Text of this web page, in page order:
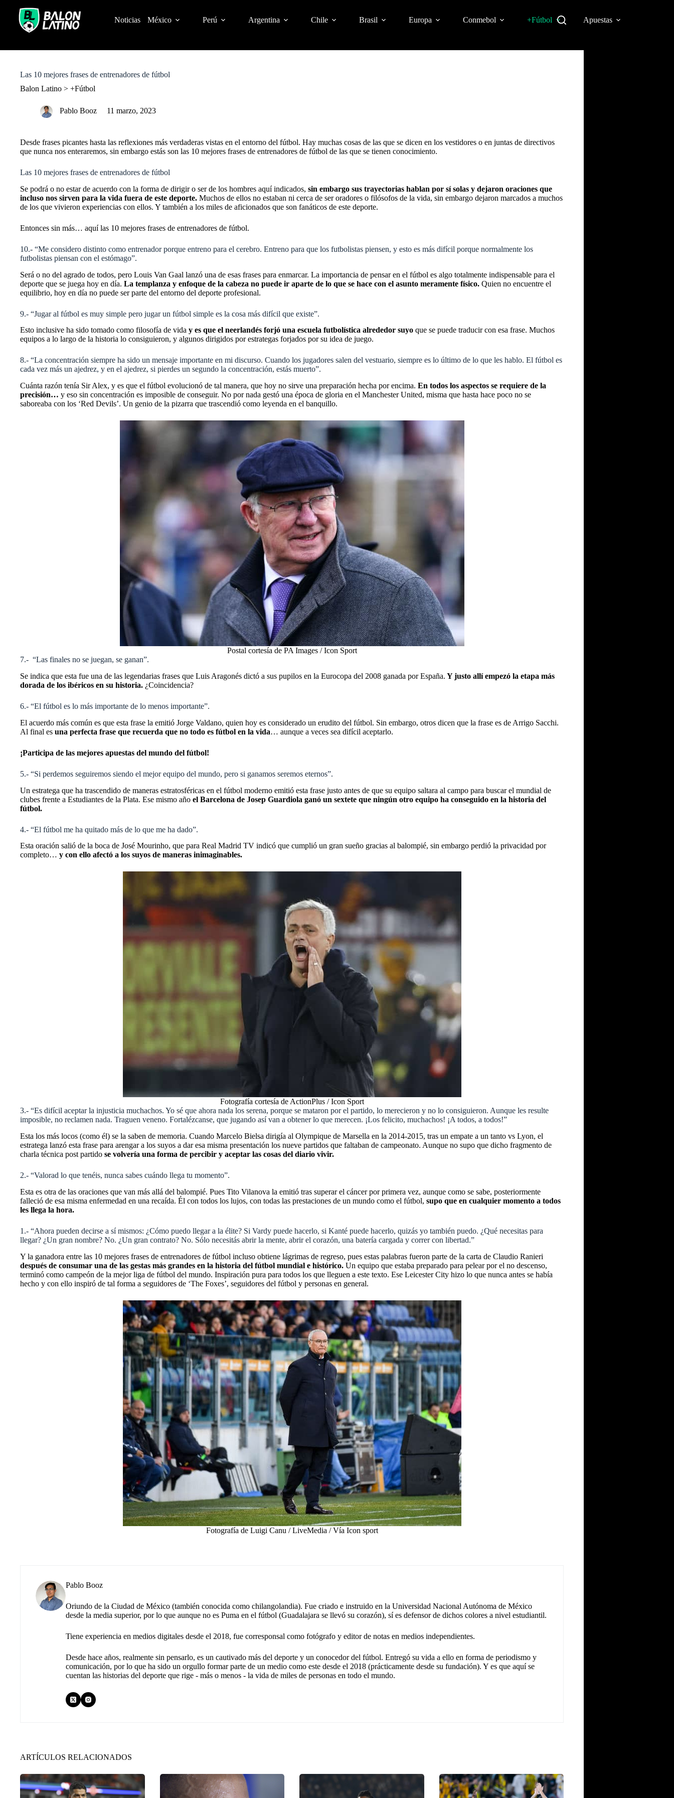
o
Noticias México Perú Argentina Chile Brasil Europa Conmebol +Fútbol Apuestas
Las 10 mejores frases de entrenadores de fútbol
Balon Latino > +Fútbol
Pablo Booz 11 marzo, 2023
Desde frases picantes hasta las reflexiones más verdaderas vistas en el entorno del fútbol. Hay muchas cosas de las que se dicen en los vestidores o en juntas de directivos
que nunca nos enteraremos, sin embargo estás son las 10 mejores frases de entrenadores de fútbol de las que se tienen conocimiento.
Las 10 mejores frases de entrenadores de fútbol
Se podrá o no estar de acuerdo con la forma de dirigir o ser de los hombres aquí indicados, sin embargo sus trayectorias hablan por sí solas y dejaron oraciones que
incluso nos sirven para la vida fuera de este deporte. Muchos de ellos no estaban ni cerca de ser oradores o filósofos de la vida, sin embargo dejaron marcados a muchos
de los que vivieron experiencias con ellos. Y también a los miles de aficionados que son fanáticos de este deporte.
Entonces sin más… aquí las 10 mejores frases de entrenadores de fútbol.
10.- “Me considero distinto como entrenador porque entreno para el cerebro. Entreno para que los futbolistas piensen, y esto es más difícil porque normalmente los
futbolistas piensan con el estómago”.
Será o no del agrado de todos, pero Louis Van Gaal lanzó una de esas frases para enmarcar. La importancia de pensar en el fútbol es algo totalmente indispensable para el
deporte que se juega hoy en día. La templanza y enfoque de la cabeza no puede ir aparte de lo que se hace con el asunto meramente físico. Quien no encuentre el
equilibrio, hoy en día no puede ser parte del entorno del deporte profesional.
9.- “Jugar al fútbol es muy simple pero jugar un fútbol simple es la cosa más difícil que existe”.
Esto inclusive ha sido tomado como filosofía de vida y es que el neerlandés forjó una escuela futbolística alrededor suyo que se puede traducir con esa frase. Muchos
equipos a lo largo de la historia lo consiguieron, y algunos dirigidos por estrategas forjados por su idea de juego.
8.- “La concentración siempre ha sido un mensaje importante en mi discurso. Cuando los jugadores salen del vestuario, siempre es lo último de lo que les hablo. El fútbol es
cada vez más un ajedrez, y en el ajedrez, si pierdes un segundo la concentración, estás muerto”.
Cuánta razón tenía Sir Alex, y es que el fútbol evolucionó de tal manera, que hoy no sirve una preparación hecha por encima. En todos los aspectos se requiere de la
precisión… y eso sin concentración es imposible de conseguir. No por nada gestó una época de gloria en el Manchester United, misma que hasta hace poco no se
saboreaba con los ‘Red Devils’. Un genio de la pizarra que trascendió como leyenda en el banquillo.
Postal cortesía de PA Images / Icon Sport
7.- “Las finales no se juegan, se ganan”.
Se indica que esta fue una de las legendarias frases que Luis Aragonés dictó a sus pupilos en la Eurocopa del 2008 ganada por España. Y justo allí empezó la etapa más
dorada de los ibéricos en su historia. ¿Coincidencia?
6.- “El fútbol es lo más importante de lo menos importante”.
El acuerdo más común es que esta frase la emitió Jorge Valdano, quien hoy es considerado un erudito del fútbol. Sin embargo, otros dicen que la frase es de Arrigo Sacchi.
Al final es una perfecta frase que recuerda que no todo es fútbol en la vida… aunque a veces sea difícil aceptarlo.
¡Participa de las mejores apuestas del mundo del fútbol!
5.- “Si perdemos seguiremos siendo el mejor equipo del mundo, pero si ganamos seremos eternos”.
Un estratega que ha trascendido de maneras estratosféricas en el fútbol moderno emitió esta frase justo antes de que su equipo saltara al campo para buscar el mundial de
clubes frente a Estudiantes de la Plata. Ese mismo año el Barcelona de Josep Guardiola ganó un sextete que ningún otro equipo ha conseguido en la historia del
fútbol.
4.- “El fútbol me ha quitado más de lo que me ha dado”.
Esta oración salió de la boca de José Mourinho, que para Real Madrid TV indicó que cumplió un gran sueño gracias al balompié, sin embargo perdió la privacidad por
completo… y con ello afectó a los suyos de maneras inimaginables.
Fotografía cortesía de ActionPlus / Icon Sport
3.- “Es difícil aceptar la injusticia muchachos. Yo sé que ahora nada los serena, porque se mataron por el partido, lo merecieron y no lo consiguieron. Aunque les resulte
imposible, no reclamen nada. Traguen veneno. Fortalézcanse, que jugando así van a obtener lo que merecen. ¡Los felicito, muchachos! ¡A todos, a todos!”
Esta los más locos (como él) se la saben de memoria. Cuando Marcelo Bielsa dirigía al Olympique de Marsella en la 2014-2015, tras un empate a un tanto vs Lyon, el
estratega lanzó esta frase para arengar a los suyos a dar esa misma presentación los nueve partidos que faltaban de campeonato. Aunque no supo que dicho fragmento de
charla técnica post partido se volvería una forma de percibir y aceptar las cosas del diario vivir.
2.- “Valorad lo que tenéis, nunca sabes cuándo llega tu momento”.
Esta es otra de las oraciones que van más allá del balompié. Pues Tito Vilanova la emitió tras superar el cáncer por primera vez, aunque como se sabe, posteriormente
falleció de esa misma enfermedad en una recaída. Él con todos los lujos, con todas las prestaciones de un mundo como el fútbol, supo que en cualquier momento a todos
les llega la hora.
1.- “Ahora pueden decirse a sí mismos: ¿Cómo puedo llegar a la élite? Si Vardy puede hacerlo, si Kanté puede hacerlo, quizás yo también puedo. ¿Qué necesitas para
llegar? ¿Un gran nombre? No. ¿Un gran contrato? No. Sólo necesitás abrir la mente, abrir el corazón, una batería cargada y correr con libertad.”
Y la ganadora entre las 10 mejores frases de entrenadores de fútbol incluso obtiene lágrimas de regreso, pues estas palabras fueron parte de la carta de Claudio Ranieri
después de consumar una de las gestas más grandes en la historia del fútbol mundial e histórico. Un equipo que estaba preparado para pelear por el no descenso,
terminó como campeón de la mejor liga de fútbol del mundo. Inspiración pura para todos los que lleguen a este texto. Ese Leicester City hizo lo que nunca antes se había
hecho y con ello inspiró de tal forma a seguidores de ‘The Foxes’, seguidores del fútbol y personas en general.
Fotografía de Luigi Canu / LiveMedia / Vía Icon sport
Pablo Booz
Oriundo de la Ciudad de México (también conocida como chilangolandia). Fue criado e instruido en la Universidad Nacional Autónoma de México
desde la media superior, por lo que aunque no es Puma en el fútbol (Guadalajara se llevó su corazón), sí es defensor de dichos colores a nivel estudiantil.
Tiene experiencia en medios digitales desde el 2018, fue corresponsal como fotógrafo y editor de notas en medios independientes.
Desde hace años, realmente sin pensarlo, es un cautivado más del deporte y un conocedor del fútbol. Entregó su vida a ello en forma de periodismo y
comunicación, por lo que ha sido un orgullo formar parte de un medio como este desde el 2018 (prácticamente desde su fundación). Y es que aquí se
cuentan las historias del deporte que rige - más o menos - la vida de miles de personas en todo el mundo.
ARTÍCULOS RELACIONADOS